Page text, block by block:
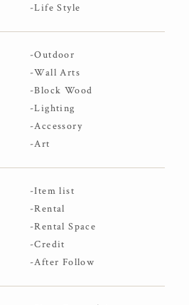
-Life Style
-Outdoor
-Wall Arts
-Block Wood
-Lighting
-Accessory
-Art
-Item list
-Rental
-Rental Space
-Credit
-After Follow